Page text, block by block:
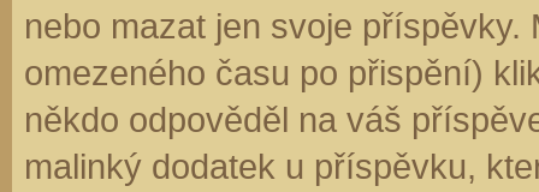
nebo mazat jen svoje
omezeného času po přispění)
někdo odpověděl na váš
malinký dodatek u příspěvku,